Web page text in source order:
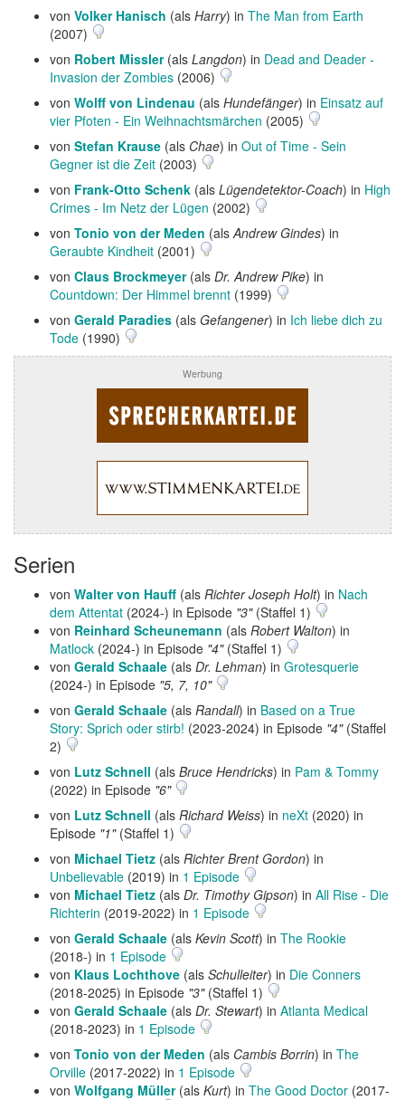
von Volker Hanisch (als Harry) in The Man from Earth
(2007)
von Robert Missler(als Langdon) in Dead and Deader -
Invasion der Zombies (2006)
von Wolff von Lindenau (als Hundefänger) in Einsatz auf
vier Pfoten - Ein Weihnachtsmärchen (2005)
von Stefan Krause (als Chae) in Out of Time - Sein
Gegner ist die Zeit (2003)
von Frank-Otto Schenk (als Lügendetektor-Coach) in High
Crimes - Im Netz der Lügen (2002)
von Tonio von der Meden (alsAndrew Gindes) in
Geraubte Kindheit (2001)
von Claus Brockmeyer(als Dr. Andrew Pike) in
Countdown: Der Himmel brennt (1999)
von Gerald Paradies (als Gefangener) in Ich liebe dich zu
Tode (1990)
Werbung
Serien
von Walter von Hauff (als Richter Joseph Holt) in Nach
dem Attentat (2024-) in Episode "3"(Staffel 1)
von Reinhard Scheunemann (als Robert Walton) in
Matlock (2024-) in Episode "4"(Staffel 1)
von Gerald Schaale (als Dr. Lehman) in Grotesquerie
(2024-) in Episode "5, 7, 10"
von Gerald Schaale (als Randall) in Based on a True
Story: Sprich oder stirb! (2023-2024) in Episode "4"(Staffel
2)
von Lutz Schnell (als Bruce Hendricks) in Pam & Tommy
(2022) in Episode "6"
von Lutz Schnell (als Richard Weiss) in neXt (2020) in
Episode "1"(Staffel 1)
von Michael Tietz (als Richter Brent Gordon) in
Unbelievable (2019) in 1 Episode
von Michael Tietz (als Dr. Timothy Gipson) in All Rise - Die
Richterin (2019-2022) in 1 Episode
von Gerald Schaale (als Kevin Scott) in The Rookie
(2018-) in 1 Episode
von Klaus Lochthove (als Schulleiter) in Die Conners
(2018-2025) in Episode "3"(Staffel 1)
von Gerald Schaale (als Dr. Stewart) in Atlanta Medical
(2018-2023) in 1 Episode
von Tonio von der Meden (als Cambis Borrin) in The
Orville (2017-2022) in 1 Episode
von Wolfgang Müller(als Kurt) in The Good Doctor (2017-